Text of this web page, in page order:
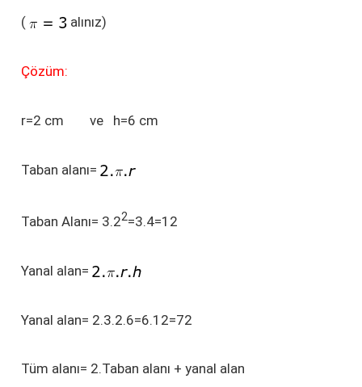
( alınız)
Çözüm:
r=2 cm ve h=6 cm
Taban alanı=
Taban Alanı= 3.22=3.4=12
Yanal alan=
Yanal alan= 2.3.2.6=6.12=72
Tüm alanı= 2.Taban alanı + yanal alan